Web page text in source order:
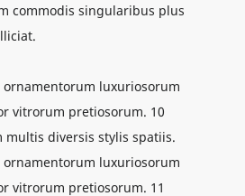
commodis singularibus plus
multis diversis stylis spatiis.